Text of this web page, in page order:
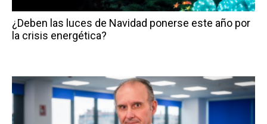
¿Deben las luces de Navidad ponerse este año por
la crisis energética?